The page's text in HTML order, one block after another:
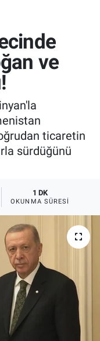
ve
ticaretin
sürdüğünü
1 DK
OKUNMA SÜRESI